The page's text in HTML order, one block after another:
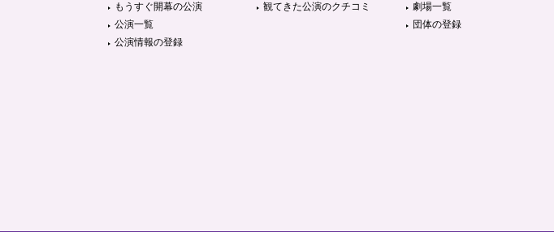
もうすぐ開幕の公演
公演一覧
公演情報の登録
観てきた公演のクチコミ
劇場一覧
団体の登録